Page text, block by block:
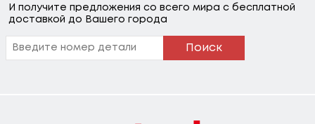
И получите предложения со всего мира с бесплатной
доставкой до Вашего города
Поиск